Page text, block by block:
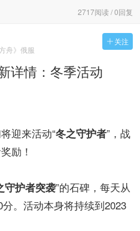
2717阅读 / 0回复
 关注
舟》俄服
详情：冬季活动
迎来活动“冬之守护者”，战
励！
守护者突袭”的石碑，每天从
。活动本身将持续到2023